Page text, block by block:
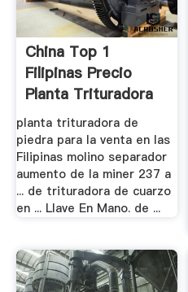
China Top 1
Filipinas Precio
Planta Trituradora
Movil
planta trituradora de
piedra para la venta en las
Filipinas molino separador
aumento de la miner 237 a
... de trituradora de cuarzo
en ... Llave En Mano. de ...